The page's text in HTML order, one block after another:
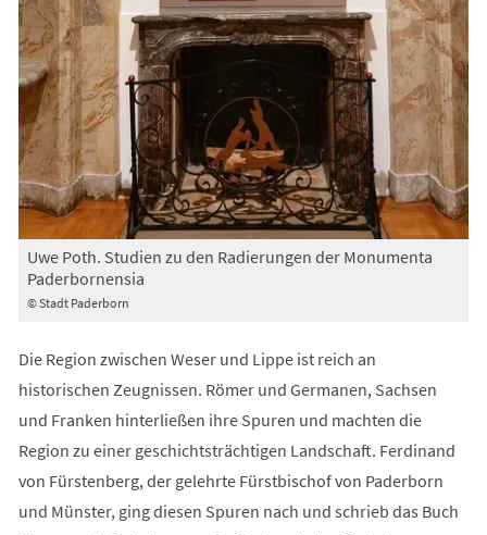
© Stadt Paderborn
Uwe Poth. Studien zu den Radierungen der Monumenta
Paderbornensia
Die Region zwischen Weser und Lippe ist reich an
historischen Zeugnissen. Römer und Germanen, Sachsen
und Franken hinterließen ihre Spuren und machten die
Region zu einer geschichtsträchtigen Landschaft. Ferdinand
von Fürstenberg, der gelehrte Fürstbischof von Paderborn
und Münster, ging diesen Spuren nach und schrieb das Buch